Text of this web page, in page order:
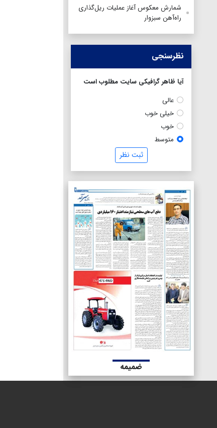
شمارش معکوس آغاز عملیات ریل‌گذاری
راه‌آهن سبزوار
نظرسنجی
آیا ظاهر گرافیکی سایت مطلوب است
عالی
خیلی خوب
خوب
متوسط
ثبت نظر
ضمیمه